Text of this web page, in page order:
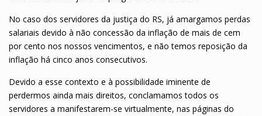
No caso dos servidores da justiça do RS, já amargamos perdas
salariais devido à não concessão da inflação de mais de cem
por cento nos nossos vencimentos, e não temos reposição da
inflação há cinco anos consecutivos.
Devido a esse contexto e à possibilidade iminente de
perdermos ainda mais direitos, conclamamos todos os
servidores a manifestarem-se virtualmente, nas páginas do